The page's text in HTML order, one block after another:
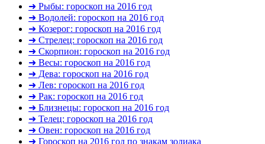
➜ Рыбы: гороскоп на 2016 год
➜ Водолей: гороскоп на 2016 год
➜ Козерог: гороскоп на 2016 год
➜ Стрелец: гороскоп на 2016 год
➜ Скорпион: гороскоп на 2016 год
➜ Весы: гороскоп на 2016 год
➜ Дева: гороскоп на 2016 год
➜ Лев: гороскоп на 2016 год
➜ Рак: гороскоп на 2016 год
➜ Близнецы: гороскоп на 2016 год
➜ Телец: гороскоп на 2016 год
➜ Овен: гороскоп на 2016 год
➜ Гороскоп на 2016 год по знакам зодиака